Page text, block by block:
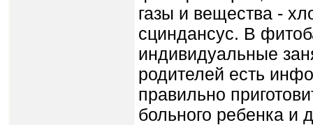
газы и вещества -
сциндансус. В
индивидуальные
родителей есть
правильно
больного ребенка и